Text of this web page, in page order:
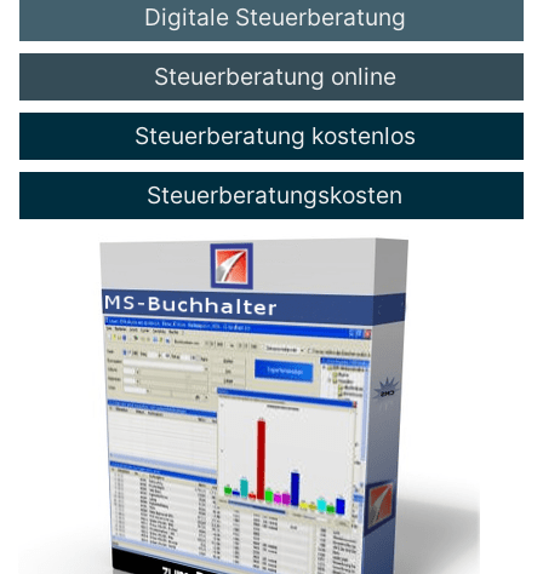
Digitale Steuerberatung
Steuerberatung online
Steuerberatung kostenlos
Steuerberatungskosten